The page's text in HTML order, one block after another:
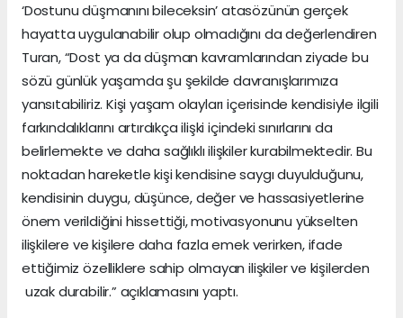
‘Dostunu düşmanını bileceksin’ atasözünün gerçek
hayatta uygulanabilir olup olmadığını da değerlendiren
Turan, “Dost ya da düşman kavramlarından ziyade bu
sözü günlük yaşamda şu şekilde davranışlarımıza
yansıtabiliriz. Kişi yaşam olayları içerisinde kendisiyle ilgili
farkındalıklarını artırdıkça ilişki içindeki sınırlarını da
belirlemekte ve daha sağlıklı ilişkiler kurabilmektedir. Bu
noktadan hareketle kişi kendisine saygı duyulduğunu,
kendisinin duygu, düşünce, değer ve hassasiyetlerine
önem verildiğini hissettiği, motivasyonunu yükselten
ilişkilere ve kişilere daha fazla emek verirken, ifade
ettiğimiz özelliklere sahip olmayan ilişkiler ve kişilerden
uzak durabilir.” açıklamasını yaptı.